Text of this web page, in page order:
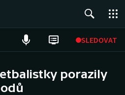
SLEDOVAT
porazily